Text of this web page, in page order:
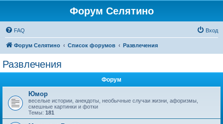
Форум Селятино
FAQ Вход
Форум Селятино Список форумов Развлечения
Развлечения
Форум
Юмор
веселые истории, анекдоты, необычные случаи жизни, афоризмы,
смешные картинки и фотки
Темы: 181